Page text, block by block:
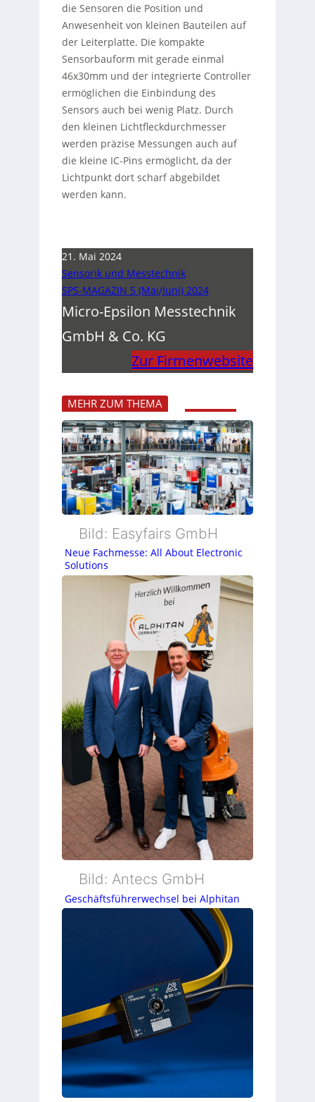
die Sensoren die Position und
Anwesenheit von kleinen Bauteilen auf
der Leiterplatte. Die kompakte
Sensorbauform mit gerade einmal
46x30mm und der integrierte Controller
ermöglichen die Einbindung des
Sensors auch bei wenig Platz. Durch
den kleinen Lichtfleckdurchmesser
werden präzise Messungen auch auf
die kleine IC-Pins ermöglicht, da der
Lichtpunkt dort scharf abgebildet
werden kann.
21. Mai 2024
Sensorik und Messtechnik
SPS-MAGAZIN 5 (Mai/Juni) 2024
Micro-Epsilon Messtechnik
GmbH & Co. KG
Zur Firmenwebsite
MEHR ZUM THEMA
Bild: Easyfairs GmbH
Neue Fachmesse: All About Electronic
Solutions
Bild: Antecs GmbH
Geschäftsführerwechsel bei Alphitan